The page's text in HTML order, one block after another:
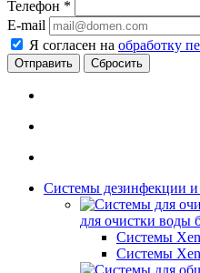
Телефон *
E-mail
Я согласен на обработку
Сбросить
Системы дезинфекции и
для очистки воды
Системы
Системы